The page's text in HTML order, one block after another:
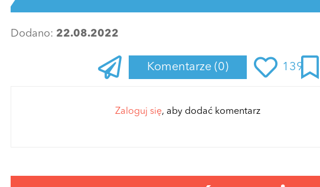
Dodano: 22.08.2022
Komentarze (0) 139
Zaloguj się, aby dodać komentarz